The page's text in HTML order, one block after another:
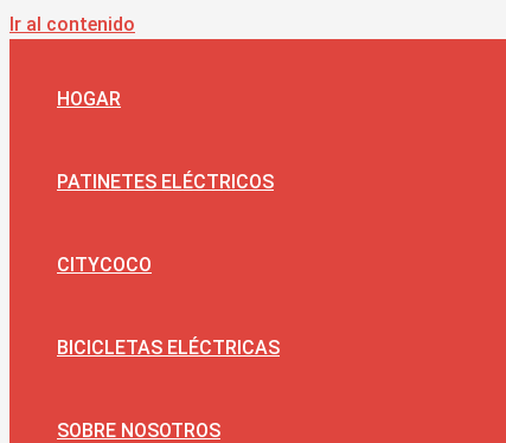
Ir al contenido
HOGAR
PATINETES ELÉCTRICOS
CITYCOCO
BICICLETAS ELÉCTRICAS
SOBRE NOSOTROS